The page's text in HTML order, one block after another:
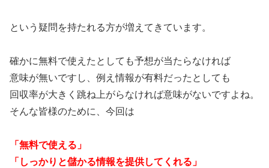
という疑問を持たれる方が増えてきています。
確かに無料で使えたとしても予想が当たらなければ
意味が無いですし、例え情報が有料だったとしても
回収率が大きく跳ね上がらなければ意味がないですよね。
そんな皆様のために、今回は
「無料で使える」
「しっかりと儲かる情報を提供してくれる」